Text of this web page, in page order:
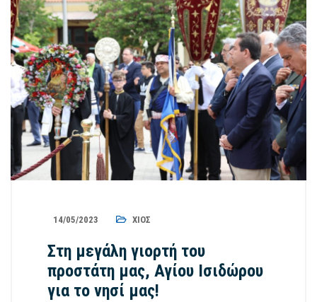
14/05/2023 ΧΊΟΣ
Στη μεγάλη γιορτή του
προστάτη μας, Αγίου Ισιδώρου
για το νησί μας!